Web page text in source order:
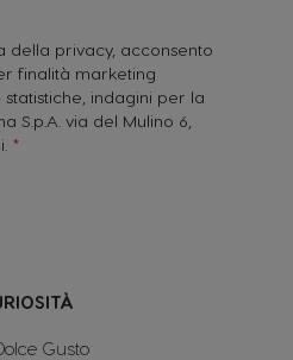
della privacy, acconsento
finalità marketing
indagini per la
S.p.A. via del Mulino 6,
Gusto